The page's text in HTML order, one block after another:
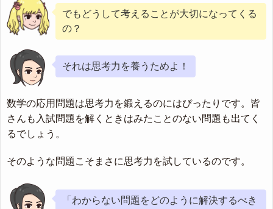
でもどうして考えることが大切になってくる
の？
それは思考力を養うためよ！
数学の応用問題は思考力を鍛えるのにはぴったりです。皆
さんも入試問題を解くときはみたことのない問題も出てく
るでしょう。
そのような問題こそまさに思考力を試しているのです。
「わからない問題をどのように解決するべき